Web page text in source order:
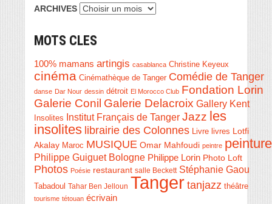
ARCHIVES
MOTS CLES
100% mamans artingis casablanca Christine Keyeux
cinéma Cinémathèque de Tanger Comédie de Tanger
danse Dar Nour dessin détroit El Morocco Club Fondation Lorin
Galerie Conil Galerie Delacroix Gallery Kent
Insolites Institut Français de Tanger Jazz les
insolites librairie des Colonnes Livre livres Lotfi
Akalay Maroc MUSIQUE Omar Mahfoudi peintre peinture
Philippe Guiguet Bologne Philippe Lorin Photo Loft
Photos Poésie restaurant salle Beckett Stéphanie Gaou
Tabadoul Tahar Ben Jelloun Tanger tanjazz théâtre
tourisme tétouan écrivain